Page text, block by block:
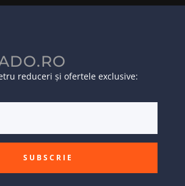
reduceri și ofertele exclusive:
SUBSCRIE